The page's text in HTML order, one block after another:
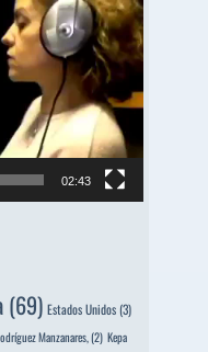
02:43
(69) Estados Unidos(3)
Manzanares, (2) Kepa